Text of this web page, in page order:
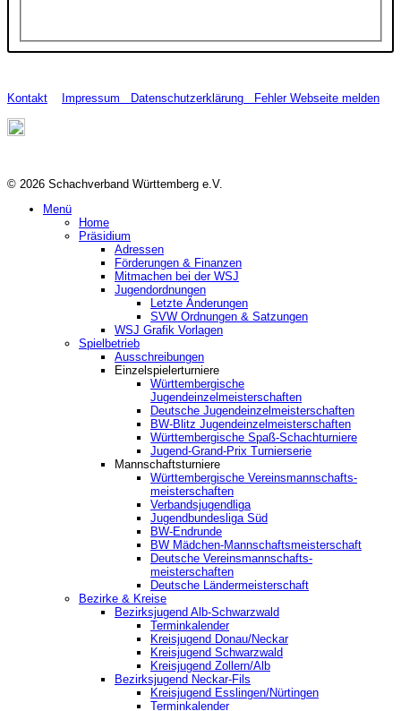
Kontakt Impressum Datenschutzerklärung Fehler Webseite melden
© 2026 Schachverband Württemberg e.V.
Menü
Home
Präsidium
Adressen
Förderungen & Finanzen
Mitmachen bei der WSJ
Jugendordnungen
Letzte Änderungen
SVW Ordnungen & Satzungen
WSJ Grafik Vorlagen
Spielbetrieb
Ausschreibungen
Einzelspielerturniere
Württembergische
Jugendeinzelmeisterschaften
Deutsche Jugendeinzelmeisterschaften
BW-Blitz Jugendeinzelmeisterschaften
Württembergische Spaß-Schachturniere
Jugend-Grand-Prix Turnierserie
Mannschaftsturniere
Württembergische Vereinsmannschafts-
meisterschaften
Verbandsjugendliga
Jugendbundesliga Süd
BW-Endrunde
BW Mädchen-Mannschaftsmeisterschaft
Deutsche Vereinsmannschafts-
meisterschaften
Deutsche Ländermeisterschaft
Bezirke & Kreise
Bezirksjugend Alb-Schwarzwald
Terminkalender
Kreisjugend Donau/Neckar
Kreisjugend Schwarzwald
Kreisjugend Zollern/Alb
Bezirksjugend Neckar-Fils
Kreisjugend ‎Esslingen/Nürtingen
Terminkalender